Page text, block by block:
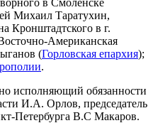
Михаил Таратухин,
Кронштадтского в г.
Американская
(Горловская епархия);
.
исполняющий обязанности
И.А. Орлов, председатель
Петербурга В.С Макаров.